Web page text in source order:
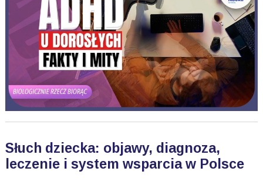
Słuch dziecka: objawy, diagnoza,
leczenie i system wsparcia w Polsce